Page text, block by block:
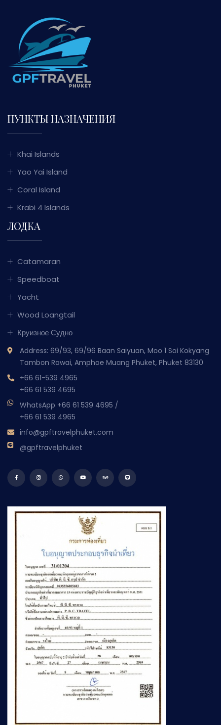
ПУНКТЫ НАЗНАЧЕНИЯ
Khai Islands
Yao Yai Island
Coral Island
Krabi 4 Islands
ЛОДКА
Catamaran
Speedboat
Yacht
Wood Loangtail
Круизное Судно
Address: 69/93, 69/96 Baan Saiyuan, Moo 1 Soi Kokyang
Tambon Rawai, Amphoe Muang Phuket, Phuket 83130
+66 61-539 4965
+66 61 539 4695
WhatsApp +66 61 539 4695 /
+66 61 539 4965
info@gpftravelphuket.com
@gpftravelphuket